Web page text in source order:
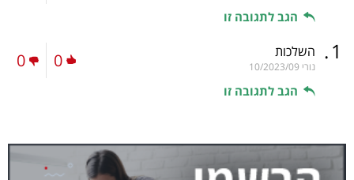
הגב לתגובה זו
1
. השלכות
נורי 10/2023/09
הגב לתגובה זו
0
0